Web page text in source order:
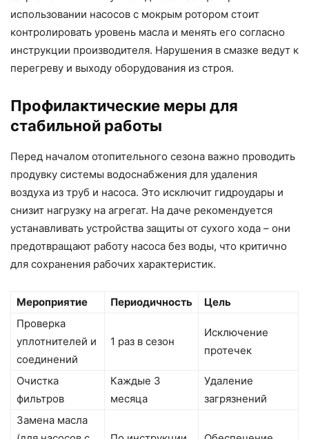
использовании насосов с мокрым ротором стоит
контролировать уровень масла и менять его согласно
инструкции производителя. Нарушения в смазке ведут к
перегреву и выходу оборудования из строя.
Профилактические меры для
стабильной работы
Перед началом отопительного сезона важно проводить
продувку системы водоснабжения для удаления
воздуха из труб и насоса. Это исключит гидроудары и
снизит нагрузку на агрегат. На даче рекомендуется
устанавливать устройства защиты от сухого хода – они
предотвращают работу насоса без воды, что критично
для сохранения рабочих характеристик.
Мероприятие Периодичность
Цель
Проверка
уплотнителей и
соединений
1 раз в сезон
Исключение
протечек
Очистка
фильтров
Каждые 3
месяца
Удаление
загрязнений
Замена масла